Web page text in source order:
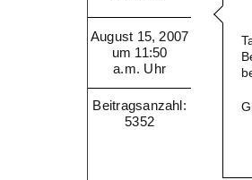
August 15, 2007
um 11:50
a.m. Uhr
Beitragsanzahl:
5352